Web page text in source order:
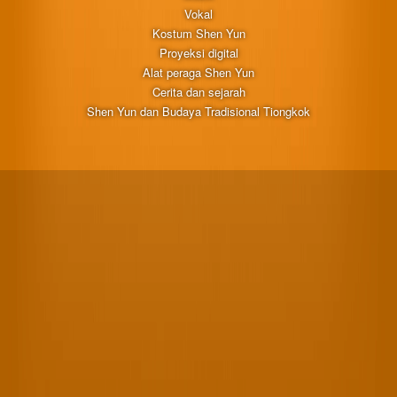
Vokal
Kostum Shen Yun
Proyeksi digital
Alat peraga Shen Yun
Cerita dan sejarah
Shen Yun dan Budaya Tradisional Tiongkok